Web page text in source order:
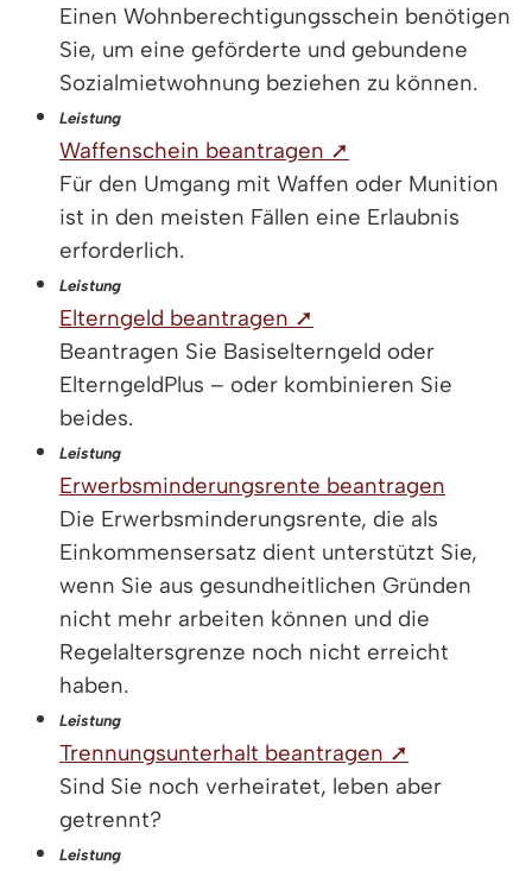
Einen Wohnberechtigungsschein benötigen
Sie, um eine geförderte und gebundene
Sozialmietwohnung beziehen zu können.
Leistung
Waffenschein beantragen ➚
Für den Umgang mit Waffen oder Munition
ist in den meisten Fällen eine Erlaubnis
erforderlich.
Leistung
Elterngeld beantragen ➚
Beantragen Sie Basiselterngeld oder
ElterngeldPlus – oder kombinieren Sie
beides.
Leistung
Erwerbsminderungsrente beantragen
Die Erwerbsminderungsrente, die als
Einkommensersatz dient unterstützt Sie,
wenn Sie aus gesundheitlichen Gründen
nicht mehr arbeiten können und die
Regelaltersgrenze noch nicht erreicht
haben.
Leistung
Trennungsunterhalt beantragen ➚
Sind Sie noch verheiratet, leben aber
getrennt?
Leistung